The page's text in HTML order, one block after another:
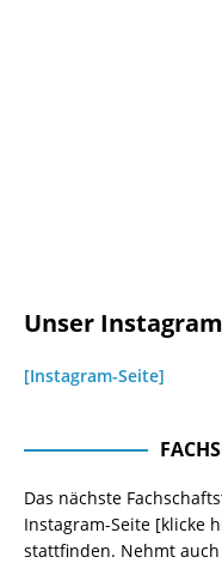
Unser
[Instagram-Seite]
Das nächste
Instagram-Seite [klicke
stattfinden. Nehmt